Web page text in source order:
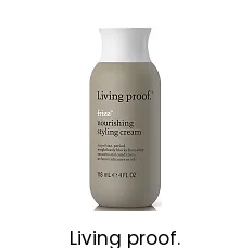
Living proof.